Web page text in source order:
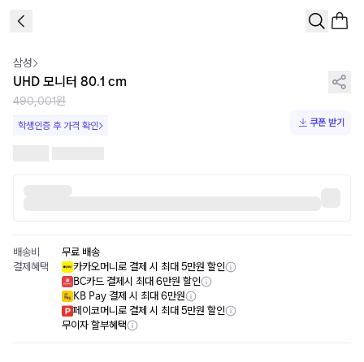
삼성
UHD 모니터 80.1 cm
490,001원
학생인증 후 가격 확인 쿠폰 받기
배송비
무료 배송
결제혜택
카카오머니로 결제 시 최대 5만원 할인
BC카드 결제시 최대 6만원 할인
KB Pay 결제 시 최대 6만원
페이코머니로 결제 시 최대 5만원 할인
무이자 할부혜택